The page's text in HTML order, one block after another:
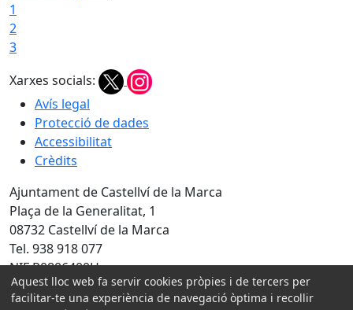
1
2
3
Xarxes socials:
Avís legal
Protecció de dades
Accessibilitat
Crèdits
Ajuntament de Castellví de la Marca
Plaça de la Generalitat, 1
08732 Castellví de la Marca
Tel. 938 918 077
NIF P0806400H
Amb la col·laboració de:
Aquest lloc web fa servir cookies pròpies i de tercers per
facilitar-te una experiència de navegació òptima i recollir